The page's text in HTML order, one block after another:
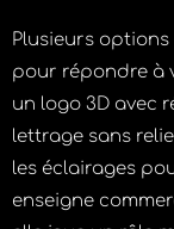
Plusieurs
pour répondre à
un logo 3D avec
lettrage sans
les éclairages
enseigne